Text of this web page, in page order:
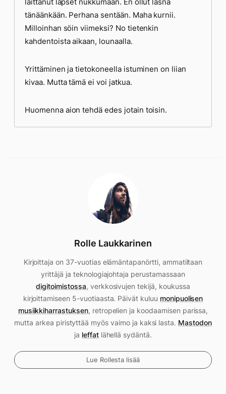
tänäänkään. Perhana sentään. Maha kurnii.
Milloinhan söin viimeksi? No tietenkin
kahdentoista aikaan, lounaalla.
Yrittäminen ja tietokoneella istuminen on liian
kivaa. Mutta tämä ei voi jatkua.
Huomenna aion tehdä edes jotain toisin.
Rolle Laukkarinen
Kirjoittaja on 37-vuotias elämäntapanörtti, ammatiltaan
yrittäjä ja teknologiajohtaja perustamassaan
digitoimistossa, verkkosivujen tekijä, koukussa
kirjoittamiseen 5-vuotiaasta. Päivät kuluu monipuolisen
musiikkiharrastuksen, retropelien ja koodaamisen parissa,
mutta arkea piristyttää myös vaimo ja kaksi lasta. Mastodon
ja leffatlähellä sydäntä.
Lue Rollesta lisää